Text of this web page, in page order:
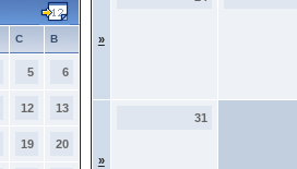
С В
5 6
12 13
19 20
»
»
31